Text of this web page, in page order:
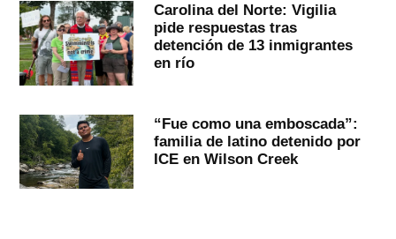
Carolina del Norte: Vigilia
pide respuestas tras
detención de 13 inmigrantes
en río
“Fue como una emboscada”:
familia de latino detenido por
ICE en Wilson Creek